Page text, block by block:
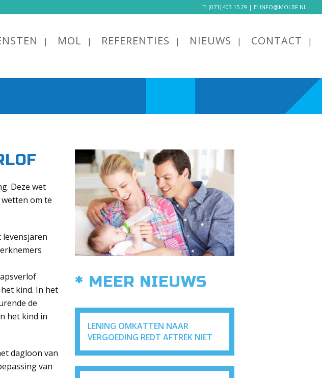
T: (071) 403 15 29 | E: INFO@MOLBF.NL
MOL REFERENTIES NIEUWS CONTACT
Deze wet
om te
levensjaren
kind. In het
de
het kind in
dagloon van
van
* MEER NIEUWS
LENING OMKATTEN NAAR
VERGOEDING REDT AFTREK NIET